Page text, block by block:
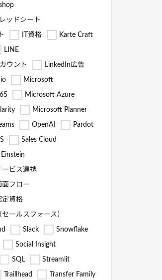
ッドシート
IT資格 Karte Craft
LINE
ウント LinkedIn広告
Microsoft
Microsoft Azure
Microsoft Planner
OpenAI Pardot
Sales Cloud
ービス連携
面フロー
定資格
ールスフォース）
Slack Snowflake
Social Insight
SQL Streamlit
Traillhead Transfer Family